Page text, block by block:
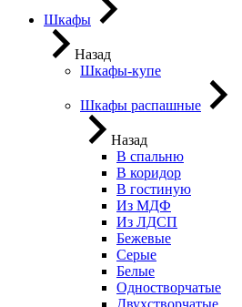
Шкафы
Назад
Шкафы-купе
Шкафы распашные
Назад
В спальню
В коридор
В гостиную
Из МДФ
Из ЛДСП
Бежевые
Серые
Белые
Одностворчатые
Двухстворчатые